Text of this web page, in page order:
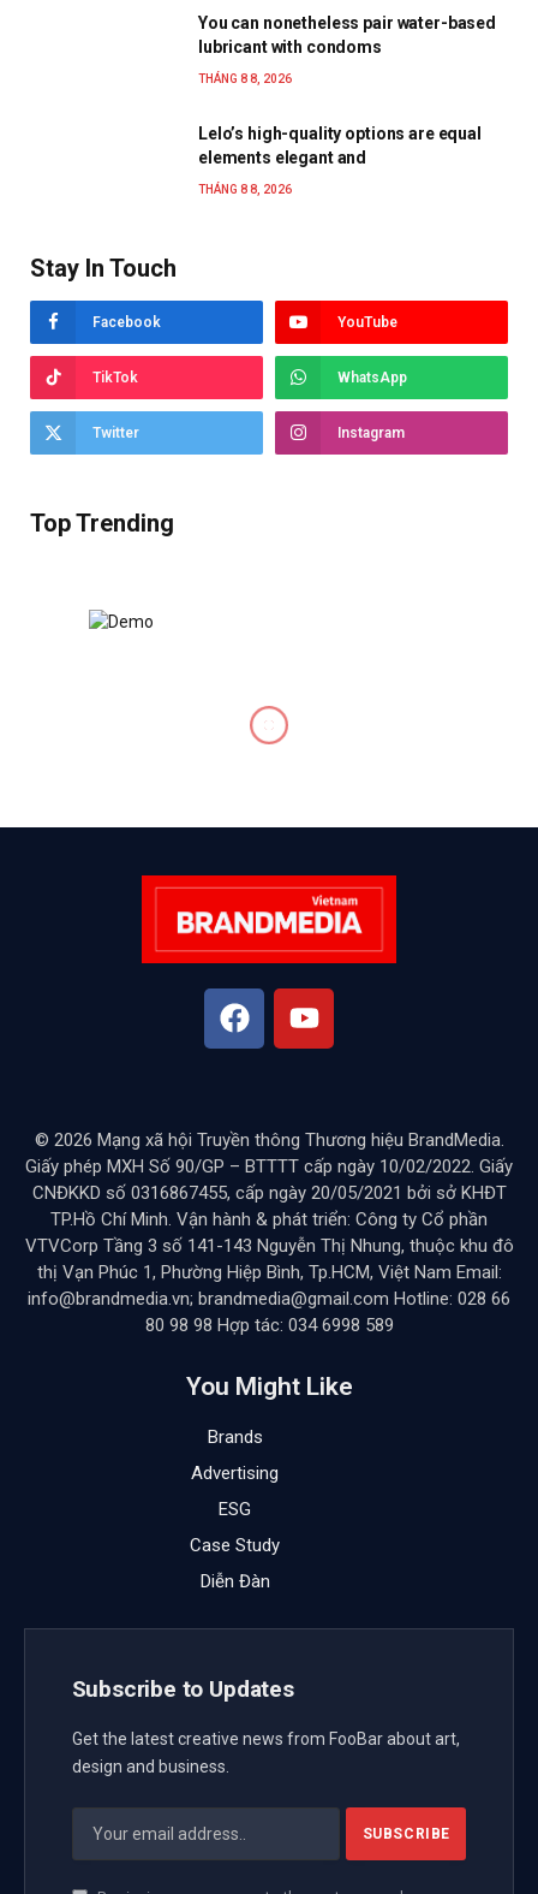
You can nonetheless pair water-based
lubricant with condoms
THÁNG 8 8, 2026
Lelo’s high-quality options are equal
elements elegant and
THÁNG 8 8, 2026
Stay In Touch
Facebook YouTube
TikTok WhatsApp
Twitter Instagram
Top Trending
© 2026 Mạng xã hội Truyền thông Thương hiệu BrandMedia.
Giấy phép MXH Số 90/GP – BTTTT cấp ngày 10/02/2022. Giấy
CNĐKKD số 0316867455, cấp ngày 20/05/2021 bởi sở KHĐT
TP.Hồ Chí Minh. Vận hành & phát triển: Công ty Cổ phần
VTVCorp Tầng 3 số 141-143 Nguyễn Thị Nhung, thuộc khu đô
thị Vạn Phúc 1, Phường Hiệp Bình, Tp.HCM, Việt Nam Email:
info@brandmedia.vn; brandmedia@gmail.com Hotline: 028 66
80 98 98 Hợp tác: 034 6998 589
You Might Like
Brands
Advertising
ESG
Case Study
Diễn Đàn
Subscribe to Updates
Get the latest creative news from FooBar about art,
design and business.